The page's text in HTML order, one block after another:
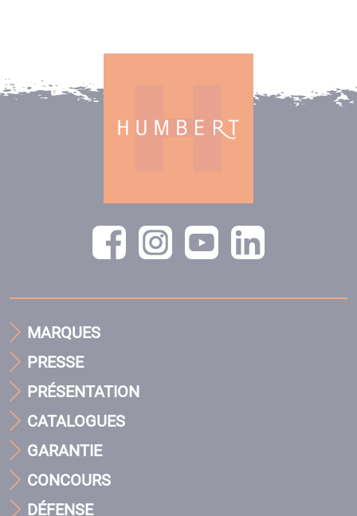
MARQUES
PRESSE
PRÉSENTATION
CATALOGUES
GARANTIE
CONCOURS
DÉFENSE